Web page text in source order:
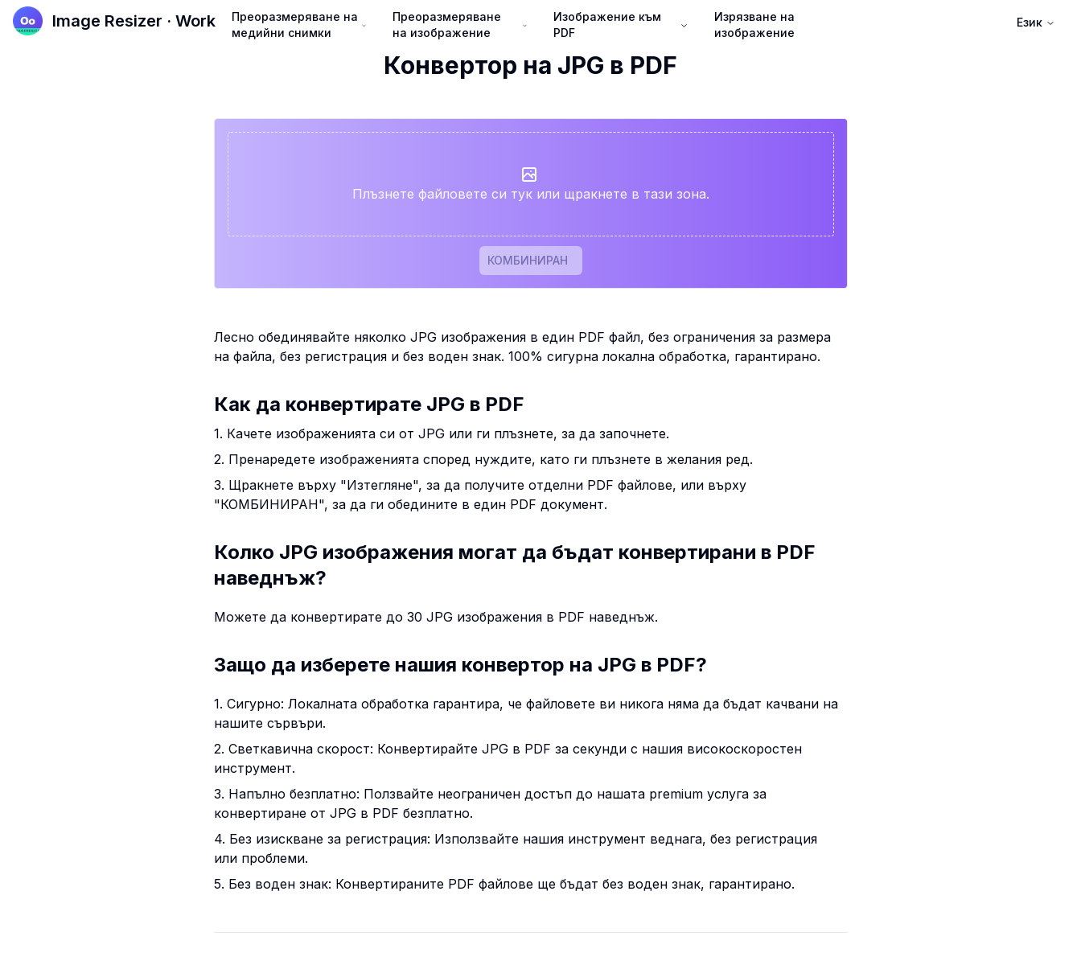
Image Resizer · Work
Преоразмеряване на
медийни снимки
Преоразмеряване
на изображение
Изображение към
PDF
Изрязване на
изображение
Език
Конвертор на JPG в PDF
Плъзнете файловете си тук или щракнете в тази зона.
КОМБИНИРАН
Лесно обединявайте няколко JPG изображения в един PDF файл, без ограничения за размера
на файла, без регистрация и без воден знак. 100% сигурна локална обработка, гарантирано.
Как да конвертирате JPG в PDF
1. Качете изображенията си от JPG или ги плъзнете, за да започнете.
2. Пренаредете изображенията според нуждите, като ги плъзнете в желания ред.
3. Щракнете върху "Изтегляне", за да получите отделни PDF файлове, или върху
"КОМБИНИРАН", за да ги обедините в един PDF документ.
Колко JPG изображения могат да бъдат конвертирани в PDF
наведнъж?
Можете да конвертирате до 30 JPG изображения в PDF наведнъж.
Защо да изберете нашия конвертор на JPG в PDF?
1. Сигурно: Локалната обработка гарантира, че файловете ви никога няма да бъдат качвани на
нашите сървъри.
2. Светкавична скорост: Конвертирайте JPG в PDF за секунди с нашия високоскоростен
инструмент.
3. Напълно безплатно: Ползвайте неограничен достъп до нашата premium услуга за
конвертиране от JPG в PDF безплатно.
4. Без изискване за регистрация: Използвайте нашия инструмент веднага, без регистрация
или проблеми.
5. Без воден знак: Конвертираните PDF файлове ще бъдат без воден знак, гарантирано.